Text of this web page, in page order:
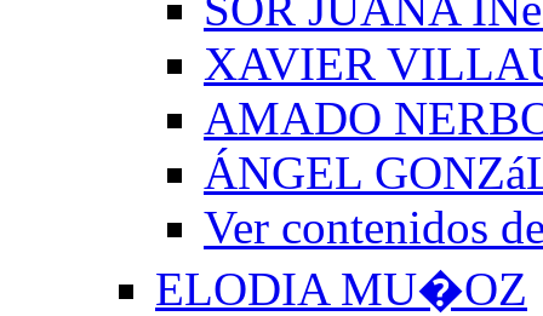
XAVIER
AMADO
ÁNGEL
Ver contenidos
ELODIA MU�OZ